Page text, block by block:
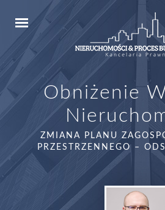
Obniżenie
ZMIANA PLANU
PRZESTRZENNEGO –